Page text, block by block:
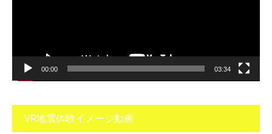
00:00 03:34
VR地震体験イメージ動画